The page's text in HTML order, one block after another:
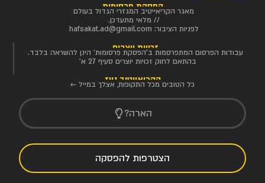
הפסקת פרסומות
מאגר הקריאייטיב המגזרי הגדול בעולם
// מלאי מתעדכן.
לפניות הציבור: hafsakat.ad@gmail.com
זכויות יוצרים
עבודות הפרסום המתפרסמות ב'הפסקת פרסומות' הינן להשראה בלבד.
בהתאם לחוק זכויות יוצרים סעיף 27 א'
הקריאייטיב ניוז
כל הטובים מכל התקופות, אצלך במייל ←
הארה?
הצטרפות להפסקה